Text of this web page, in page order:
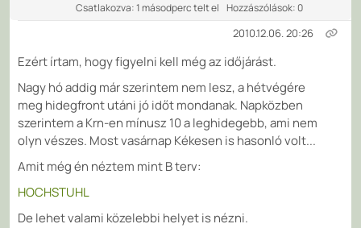
Csatlakozva: 1 másodperc telt el Hozzászólások: 0
2010.12.06. 20:26
Ezért írtam, hogy figyelni kell még az időjárást.
Nagy hó addig már szerintem nem lesz, a hétvégére
meg hidegfront utáni jó időt mondanak. Napközben
szerintem a Krn-en mínusz 10 a leghidegebb, ami nem
olyn vészes. Most vasárnap Kékesen is hasonló volt...
Amit még én néztem mint B terv:
HOCHSTUHL
De lehet valami közelebbi helyet is nézni.